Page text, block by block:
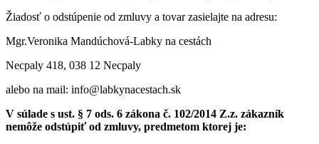
Žiadosť o odstúpenie od zmluvy a tovar zasielajte na adresu:
Mgr.Veronika Mandúchová-Labky na cestách
Necpaly 418, 038 12 Necpaly
alebo na mail: info@labkynacestach.sk
V súlade s ust. § 7 ods. 6 zákona č. 102/2014 Z.z. zákazník
nemôže odstúpiť od zmluvy, predmetom ktorej je: